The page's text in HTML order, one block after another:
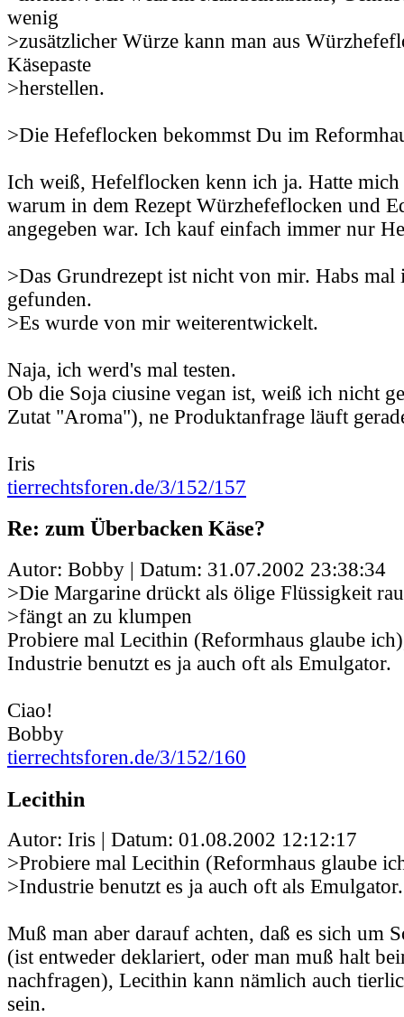
wenig
>zusätzlicher Würze kann man aus
Käsepaste
>herstellen.
>Die Hefeflocken bekommst Du im
Ich weiß, Hefelflocken kenn ich ja. Hatte
warum in dem Rezept Würzhefeflocken und
angegeben war. Ich kauf einfach immer nur
>Das Grundrezept ist nicht von mir. Habs mal
gefunden.
>Es wurde von mir weiterentwickelt.
Naja, ich werd's mal testen.
Ob die Soja ciusine vegan ist, weiß ich nicht
Zutat "Aroma"), ne Produktanfrage läuft
Iris
tierrechtsforen.de/3/152/157
Re: zum Überbacken Käse?
Autor: Bobby | Datum: 31.07.2002 23:38:34
>Die Margarine drückt als ölige Flüssigkeit
>fängt an zu klumpen
Probiere mal Lecithin (Reformhaus glaube
Industrie benutzt es ja auch oft als Emulgator.
Ciao!
Bobby
tierrechtsforen.de/3/152/160
Lecithin
Autor: Iris | Datum: 01.08.2002 12:12:17
>Probiere mal Lecithin (Reformhaus glaube
>Industrie benutzt es ja auch oft als Emulgator.
Muß man aber darauf achten, daß es sich um
(ist entweder deklariert, oder man muß halt
nachfragen), Lecithin kann nämlich auch
sein.